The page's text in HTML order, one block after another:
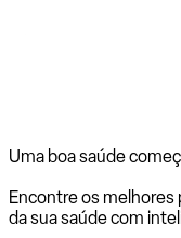
Uma boa saúde
Encontre os melhores
da sua saúde com